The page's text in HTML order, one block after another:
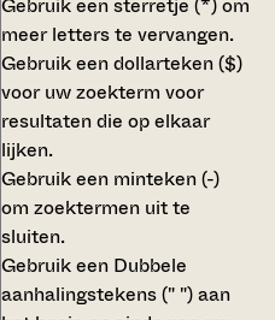
meer letters te vervangen.
Gebruik eendollarteken ($)
voor uw zoekterm voor
resultaten die op elkaar
lijken.
Gebruik een minteken (-)
om zoektermen uit te
sluiten.
Gebruik een Dubbele
aanhalingstekens (" ")aan